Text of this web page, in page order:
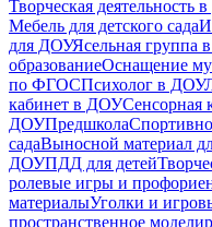
Творческая деятельность
Мебель для детского сада
для ДОУЯсельная группа
образованиеОснащение
по ФГОСПсихолог в ДОУ
кабинет в ДОУСенсорная
ДОУПредшкола
садаВыносной материал
ДОУПДД для детей
ролевые игры и
материалыУголки и
пространственное